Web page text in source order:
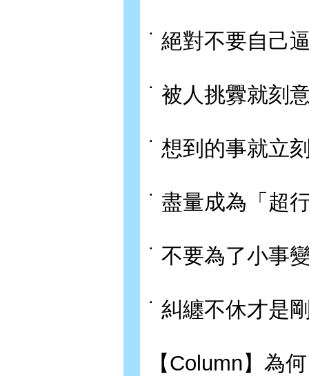
˙ 絕對不要自己
˙ 被人挑釁就刻
˙ 想到的事就立
˙ 盡量成為「超
˙ 不要為了小事
˙ 糾纏不休才是
【Column】為